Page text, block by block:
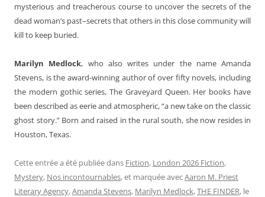
mysterious and treacherous course to uncover the secrets of the
dead woman’s past–secrets that others in this close community will
kill to keep buried.
Marilyn Medlock, who also writes under the name Amanda
Stevens, is the award-winning author of over fifty novels, including
the modern gothic series, The Graveyard Queen. Her books have
been described as eerie and atmospheric, “a new take on the classic
ghost story.” Born and raised in the rural south, she now resides in
Houston, Texas.
Cette entrée a été publiée dans Fiction, London 2026 Fiction,
Mystery, Nos incontournables, et marquée avecAaron M. Priest
Literary Agency,Amanda Stevens, Marilyn Medlock,THE FINDER, le